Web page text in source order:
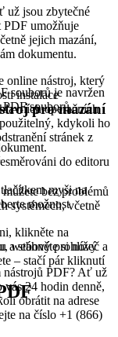
už jsou zbytečné
PDF umožňuje
jejich mazání,
dokumentu.
online nástroj, který
instalace
operačních
kdykoli ho
stránek z
souborů je navržen
PDF souborů.
do editoru
myši na
možnost
klikněte na
a stáhněte si nový
pro mazání
bez problémů
systémech, včetně
webový prohlížeč a
– stačí pár kliknutí
nástrojů PDF? Ať už
24 hodin denně,
obrátit na adrese
na číslo +1 (866)